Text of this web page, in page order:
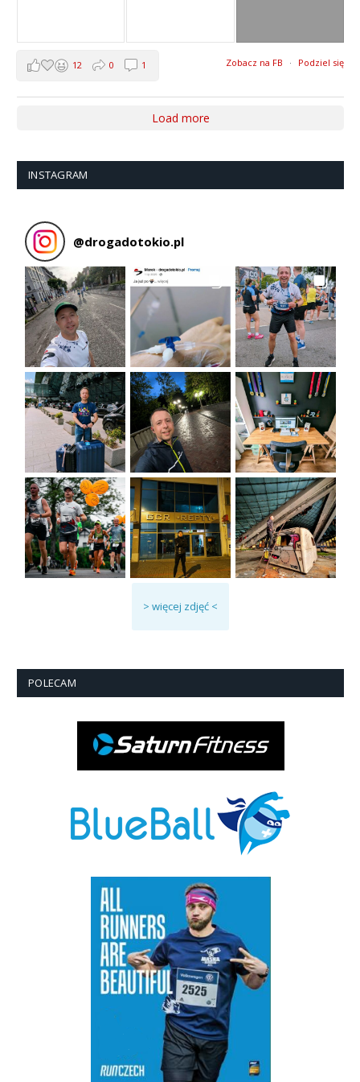
Zobacz na FB · Podziel się
12 0 1
Load more
INSTAGRAM
@drogadotokio.pl
> więcej zdjęć <
POLECAM